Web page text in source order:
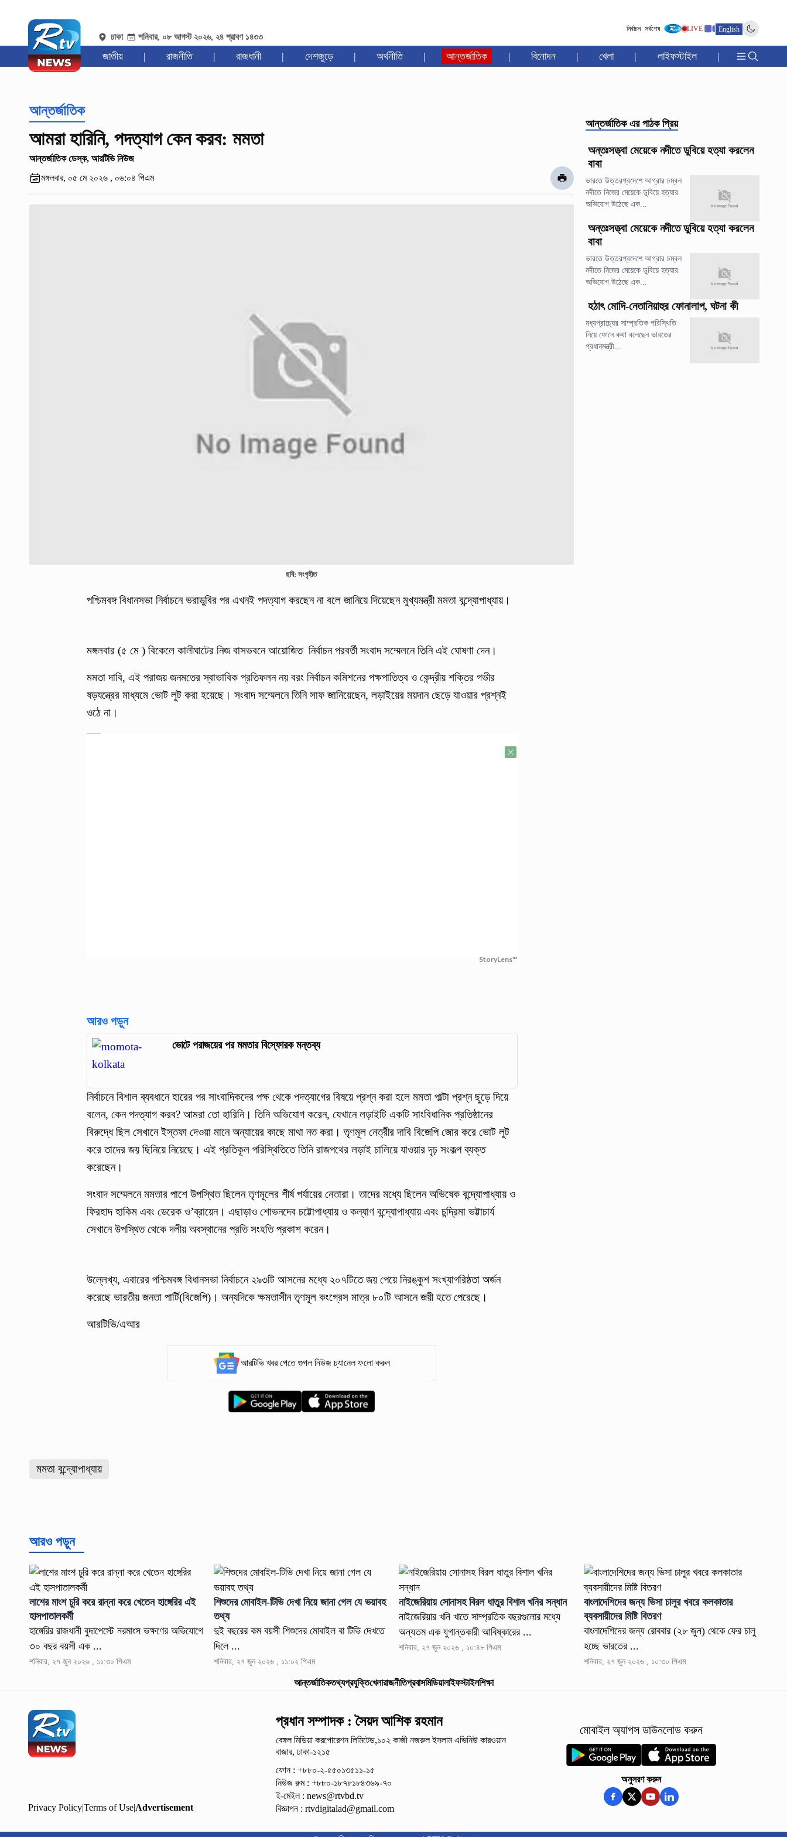
ঢাকা শনিবার, ০৮ আগস্ট ২০২৬, ২৪ শ্রাবণ ১৪৩৩
নির্বাচন সর্বশেষ LIVE English
জাতীয় | রাজনীতি | রাজধানী | দেশজুড়ে | অর্থনীতি | আন্তর্জাতিক | বিনোদন | খেলা | লাইফস্টাইল |
আন্তর্জাতিক
আমরা হারিনি, পদত্যাগ কেন করব: মমতা
আন্তর্জাতিক ডেস্ক, আরটিভি নিউজ
মঙ্গলবার, ০৫ মে ২০২৬ , ০৬:০৪ পিএম
ছবি: সংগৃহীত
পশ্চিমবঙ্গ বিধানসভা নির্বাচনে ভরাডুবির পর এখনই পদত্যাগ করছেন না বলে জানিয়ে দিয়েছেন মুখ্যমন্ত্রী মমতা বন্দ্যোপাধ্যায়।
মঙ্গলবার (৫ মে ) বিকেলে কালীঘাটের নিজ বাসভবনে আয়োজিত নির্বাচন পরবর্তী সংবাদ সম্মেলনে তিনি এই ঘোষণা দেন।
মমতা দাবি, এই পরাজয় জনমতের স্বাভাবিক প্রতিফলন নয় বরং নির্বাচন কমিশনের পক্ষপাতিত্ব ও কেন্দ্রীয় শক্তির গভীর
ষড়যন্ত্রের মাধ্যমে ভোট লুট করা হয়েছে। সংবাদ সম্মেলনে তিনি সাফ জানিয়েছেন, লড়াইয়ের ময়দান ছেড়ে যাওয়ার প্রশ্নই
ওঠে না।
StoryLens™
আরও পড়ুন
ভোটে পরাজয়ের পর মমতার বিস্ফোরক মন্তব্য
নির্বাচনে বিশাল ব্যবধানে হারের পর সাংবাদিকদের পক্ষ থেকে পদত্যাগের বিষয়ে প্রশ্ন করা হলে মমতা পাল্টা প্রশ্ন ছুড়ে দিয়ে
বলেন, কেন পদত্যাগ করব? আমরা তো হারিনি। তিনি অভিযোগ করেন, যেখানে লড়াইটি একটি সাংবিধানিক প্রতিষ্ঠানের
বিরুদ্ধে ছিল সেখানে ইস্তফা দেওয়া মানে অন্যায়ের কাছে মাথা নত করা। তৃণমূল নেত্রীর দাবি বিজেপি জোর করে ভোট লুট
করে তাদের জয় ছিনিয়ে নিয়েছে। এই প্রতিকূল পরিস্থিতিতে তিনি রাজপথের লড়াই চালিয়ে যাওয়ার দৃঢ় সংকল্প ব্যক্ত
করেছেন।
সংবাদ সম্মেলনে মমতার পাশে উপস্থিত ছিলেন তৃণমূলের শীর্ষ পর্যায়ের নেতারা। তাদের মধ্যে ছিলেন অভিষেক বন্দ্যোপাধ্যায় ও
ফিরহাদ হাকিম এবং ডেরেক ও’ব্রায়েন। এছাড়াও শোভনদেব চট্টোপাধ্যায় ও কল্যাণ বন্দ্যোপাধ্যায় এবং চন্দ্রিমা ভট্টাচার্য
সেখানে উপস্থিত থেকে দলীয় অবস্থানের প্রতি সংহতি প্রকাশ করেন।
উল্লেখ্য, এবারের পশ্চিমবঙ্গ বিধানসভা নির্বাচনে ২৯৩টি আসনের মধ্যে ২০৭টিতে জয় পেয়ে নিরঙ্কুশ সংখ্যাগরিষ্ঠতা অর্জন
করেছে ভারতীয় জনতা পার্টি(বিজেপি)। অন্যদিকে ক্ষমতাসীন তৃণমূল কংগ্রেস মাত্র ৮০টি আসনে জয়ী হতে পেরেছে।
আরটিভি/এআর
আরটিভি খবর পেতে গুগল নিউজ চ্যানেল ফলো করুন
মমতা বন্দ্যোপাধ্যায়
আন্তর্জাতিক এর পাঠক প্রিয়
অন্তঃসত্ত্বা মেয়েকে নদীতে ডুবিয়ে হত্যা করলেন
বাবা
ভারতে উত্তরপ্রদেশে আগ্রার চম্বল
নদীতে নিজের মেয়েকে ডুবিয়ে হত্যার
অভিযোগ উঠেছে এক...
অন্তঃসত্ত্বা মেয়েকে নদীতে ডুবিয়ে হত্যা করলেন
বাবা
ভারতে উত্তরপ্রদেশে আগ্রার চম্বল
নদীতে নিজের মেয়েকে ডুবিয়ে হত্যার
অভিযোগ উঠেছে এক...
হঠাৎ মোদি-নেতানিয়াহুর ফোনালাপ, ঘটনা কী
মধ্যপ্রাচ্যের সাম্প্রতিক পরিস্থিতি
নিয়ে ফোনে কথা বলেছেন ভারতের
প্রধানমন্ত্রী...
আরও পড়ুন
লাশের মাংশ চুরি করে রান্না করে খেতেন হাঙ্গেরির এই
হাসপাতালকর্মী
হাঙ্গেরির রাজধানী বুদাপেস্টে নরমাংস ভক্ষণের অভিযোগে
৩০ বছর বয়সী এক ...
শনিবার, ২৭ জুন ২০২৬ , ১১:৩০ পিএম
শিশুদের মোবাইল-টিভি দেখা নিয়ে জানা গেল যে ভয়াবহ
তথ্য
দুই বছরের কম বয়সী শিশুদের মোবাইল বা টিভি দেখতে
দিলে ...
শনিবার, ২৭ জুন ২০২৬ , ১১:০২ পিএম
নাইজেরিয়ায় সোনাসহ বিরল ধাতুর বিশাল খনির সন্ধান
নাইজেরিয়ার খনি খাতে সাম্প্রতিক বছরগুলোর মধ্যে
অন্যতম এক যুগান্তকারী আবিষ্কারের ...
শনিবার, ২৭ জুন ২০২৬ , ১০:৪৮ পিএম
বাংলাদেশিদের জন্য ভিসা চালুর খবরে কলকাতার
ব্যবসায়ীদের মিষ্টি বিতরণ
বাংলাদেশিদের জন্য রোববার (২৮ জুন) থেকে ফের চালু
হচ্ছে ভারতের ...
শনিবার, ২৭ জুন ২০২৬ , ১০:৩০ পিএম
আন্তর্জাতিকতথ্যপ্রযুক্তিখেলারাজনীতিপ্রবাসমিডিয়ালাইফস্টাইলশিক্ষা
Privacy Policy|Terms of Use|Advertisement
প্রধান সম্পাদক : সৈয়দ আশিক রহমান
বেঙ্গল মিডিয়া করপোরেশন লিমিটেড,১০২ কাজী নজরুল ইসলামএভিনিউ কারওয়ান
বাজার, ঢাকা-১২১৫
ফোন : +৮৮০-২-৫৫০১৩৫১১-১৫
নিউজ রুম : +৮৮০-১৮৭৮১৮৪৩৬৯-৭০
ই-মেইল : news@rtvbd.tv
বিজ্ঞাপন : rtvdigitalad@gmail.com
মোবাইল অ্যাপস ডাউনলোড করুন
অনুসরণ করুন